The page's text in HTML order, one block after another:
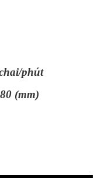
phút
(mm)